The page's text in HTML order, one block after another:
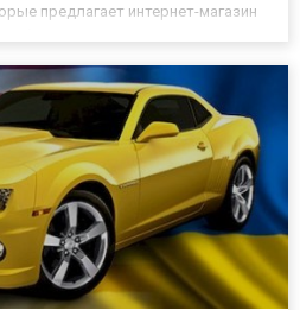
предлагает интернет-магазин